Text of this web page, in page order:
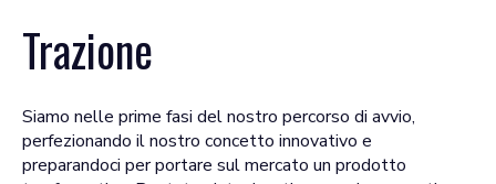
Trazione
Siamo nelle prime fasi del nostro percorso di avvio,
perfezionando il nostro concetto innovativo e
preparandoci per portare sul mercato un prodotto